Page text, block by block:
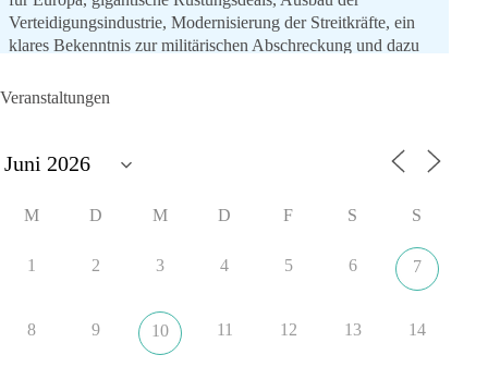
Verteidigungsindustrie, Modernisierung der Streitkräfte, ein
klares Bekenntnis zur militärischen Abschreckung und dazu
aus der NATO. Ein Gipfel, der mehr nach Rüstungsdeal als
nach Friedenspolitik klingt, wird niemals Sicherheit schaffen,
https://www.tagesschau.de/ausland/asien/nato-
Veranstaltungen
M D M D F S S
1 2 3 4 5 6 7
8 9 10 11 12 13 14